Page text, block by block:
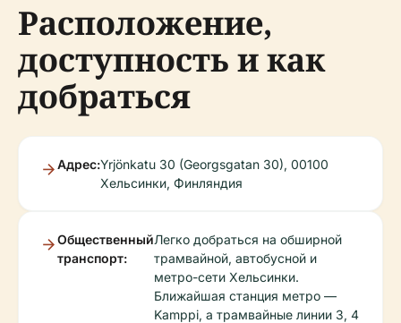
Расположение,
доступность и как
добраться
Адрес:Yrjönkatu 30 (Georgsgatan 30), 00100
Хельсинки, Финляндия
Общественный
транспорт:
Легко добраться на обширной
трамвайной, автобусной и
метро-сети Хельсинки.
Ближайшая станция метро —
Kamppi, а трамвайные линии 3, 4